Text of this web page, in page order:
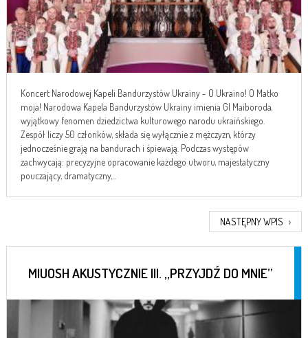
Koncert Narodowej Kapeli Bandurzystów Ukrainy - O Ukraino! O Matko
moja! Narodowa Kapela Bandurzystów Ukrainy imienia GI Maiboroda,
wyjątkowy fenomen dziedzictwa kulturowego narodu ukraińskiego.
Zespół liczy 50 członków, składa się wyłącznie z mężczyzn, którzy
jednocześnie grają na bandurach i śpiewają. Podczas występów
zachwycają: precyzyjne opracowanie każdego utworu, majestatyczny
pouczający, dramatyczny,...
NASTĘPNY WPIS ›
MIUOSH AKUSTYCZNIE III. „PRZYJDŹ DO MNIE”